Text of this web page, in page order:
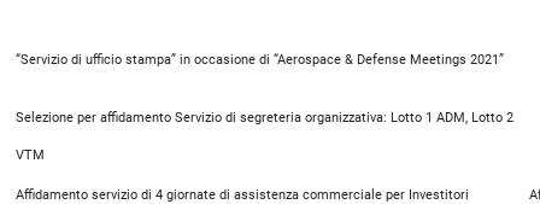
“Servizio di ufficio stampa” in occasione di “Aerospace & Defense Meetings 2021”
Selezione per affidamento Servizio di segreteria organizzativa: Lotto 1 ADM, Lotto 2
VTM
Affidamento servizio di 4 giornate di assistenza commerciale per Investitori